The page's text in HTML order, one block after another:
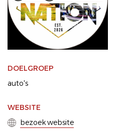
DOELGROEP
auto's
WEBSITE
bezoek website